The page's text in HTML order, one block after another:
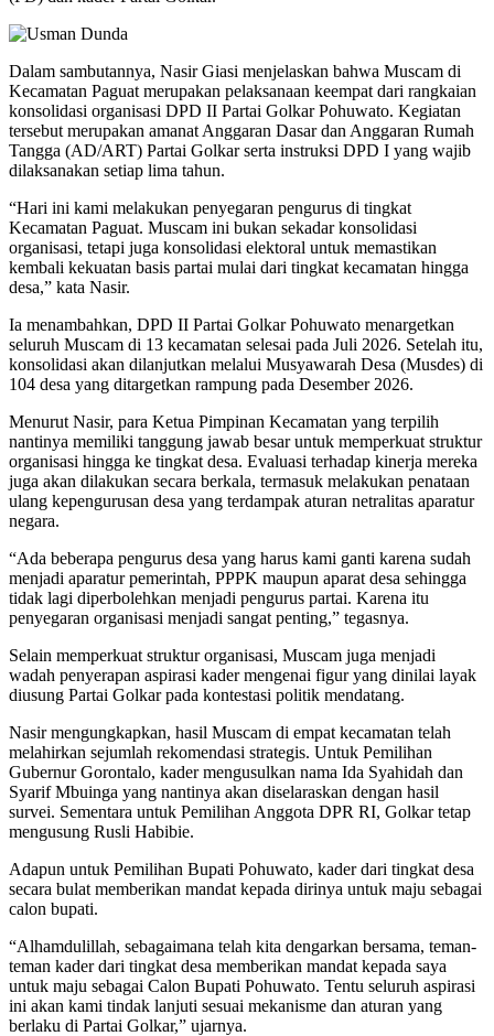
Dalam sambutannya, Nasir Giasi menjelaskan bahwa Muscam di
Kecamatan Paguat merupakan pelaksanaan keempat dari rangkaian
konsolidasi organisasi DPD II Partai Golkar Pohuwato. Kegiatan
tersebut merupakan amanat Anggaran Dasar dan Anggaran Rumah
Tangga (AD/ART) Partai Golkar serta instruksi DPD I yang wajib
dilaksanakan setiap lima tahun.
“Hari ini kami melakukan penyegaran pengurus di tingkat
Kecamatan Paguat. Muscam ini bukan sekadar konsolidasi
organisasi, tetapi juga konsolidasi elektoral untuk memastikan
kembali kekuatan basis partai mulai dari tingkat kecamatan hingga
desa,” kata Nasir.
Ia menambahkan, DPD II Partai Golkar Pohuwato menargetkan
seluruh Muscam di 13 kecamatan selesai pada Juli 2026. Setelah itu,
konsolidasi akan dilanjutkan melalui Musyawarah Desa (Musdes) di
104 desa yang ditargetkan rampung pada Desember 2026.
Menurut Nasir, para Ketua Pimpinan Kecamatan yang terpilih
nantinya memiliki tanggung jawab besar untuk memperkuat struktur
organisasi hingga ke tingkat desa. Evaluasi terhadap kinerja mereka
juga akan dilakukan secara berkala, termasuk melakukan penataan
ulang kepengurusan desa yang terdampak aturan netralitas aparatur
negara.
“Ada beberapa pengurus desa yang harus kami ganti karena sudah
menjadi aparatur pemerintah, PPPK maupun aparat desa sehingga
tidak lagi diperbolehkan menjadi pengurus partai. Karena itu
penyegaran organisasi menjadi sangat penting,” tegasnya.
Selain memperkuat struktur organisasi, Muscam juga menjadi
wadah penyerapan aspirasi kader mengenai figur yang dinilai layak
diusung Partai Golkar pada kontestasi politik mendatang.
Nasir mengungkapkan, hasil Muscam di empat kecamatan telah
melahirkan sejumlah rekomendasi strategis. Untuk Pemilihan
Gubernur Gorontalo, kader mengusulkan nama Ida Syahidah dan
Syarif Mbuinga yang nantinya akan diselaraskan dengan hasil
survei. Sementara untuk Pemilihan Anggota DPR RI, Golkar tetap
mengusung Rusli Habibie.
Adapun untuk Pemilihan Bupati Pohuwato, kader dari tingkat desa
secara bulat memberikan mandat kepada dirinya untuk maju sebagai
calon bupati.
“Alhamdulillah, sebagaimana telah kita dengarkan bersama, teman-
teman kader dari tingkat desa memberikan mandat kepada saya
untuk maju sebagai Calon Bupati Pohuwato. Tentu seluruh aspirasi
ini akan kami tindak lanjuti sesuai mekanisme dan aturan yang
berlaku di Partai Golkar,” ujarnya.